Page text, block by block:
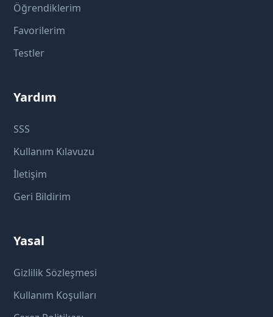
Öğrendiklerim
Favorilerim
Testler
Yardım
SSS
Kullanım Kılavuzu
İletişim
Geri Bildirim
Yasal
Gizlilik Sözleşmesi
Kullanım Koşulları